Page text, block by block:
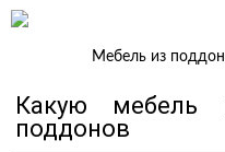
Мебель из
Какую мебель
поддонов